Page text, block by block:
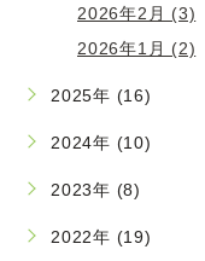
2026年2月 (3)
2026年1月 (2)
2025年 (16)
2024年 (10)
2023年 (8)
2022年 (19)